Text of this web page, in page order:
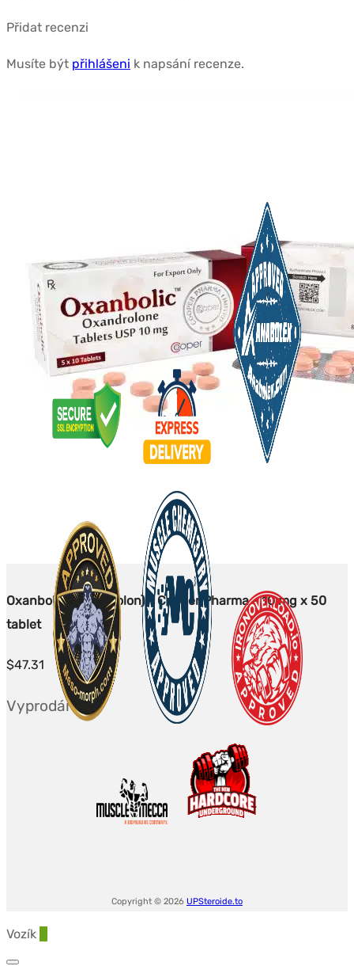
Přidat recenzi
Musíte být přihlášeni k napsání recenze.
Oxanbolic (Oxandrolon) - Cooper Pharma - 10 mg x 50
tablet
$47.31
Vyprodáno
Copyright © 2026 UPSteroide.to
Vozík